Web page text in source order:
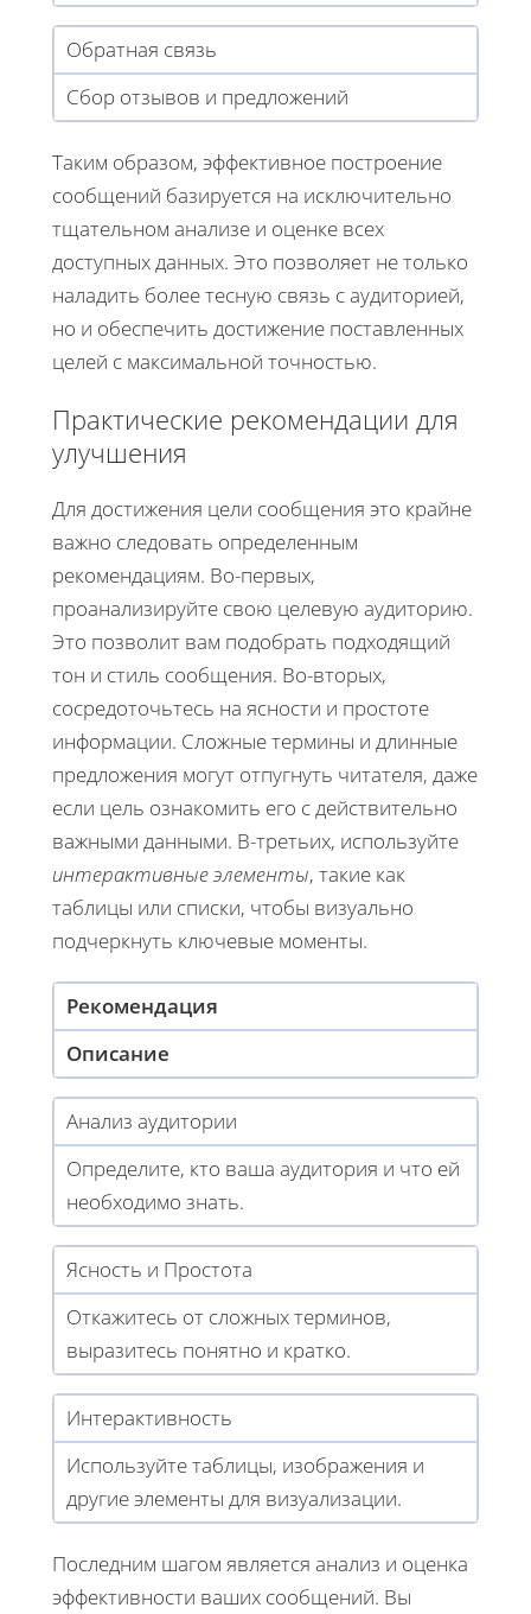
Обратная связь
Сбор отзывов и предложений
Таким образом, эффективное построение
сообщений базируется на исключительно
тщательном анализе и оценке всех
доступных данных. Это позволяет не только
наладить более тесную связь с аудиторией,
но и обеспечить достижение поставленных
целей с максимальной точностью.
Практические рекомендации для
улучшения
Для достижения цели сообщения это крайне
важно следовать определенным
рекомендациям. Во-первых,
проанализируйте свою целевую аудиторию.
Это позволит вам подобрать подходящий
тон и стиль сообщения. Во-вторых,
сосредоточьтесь на ясности и простоте
информации. Сложные термины и длинные
предложения могут отпугнуть читателя, даже
если цель ознакомить его с действительно
важными данными. В-третьих, используйте
интерактивные элементы, такие как
таблицы или списки, чтобы визуально
подчеркнуть ключевые моменты.
Рекомендация
Описание
Анализ аудитории
Определите, кто ваша аудитория и что ей
необходимо знать.
Ясность и Простота
Откажитесь от сложных терминов,
выразитесь понятно и кратко.
Интерактивность
Используйте таблицы, изображения и
другие элементы для визуализации.
Последним шагом является анализ и оценка
эффективности ваших сообщений. Вы